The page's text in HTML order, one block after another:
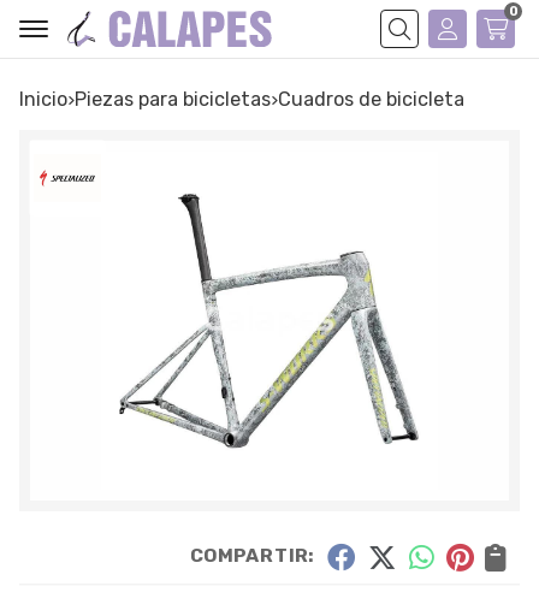
Buscar
0
Inicio piezas para bicicletas cuadros de bicicleta
COMPARTIR: